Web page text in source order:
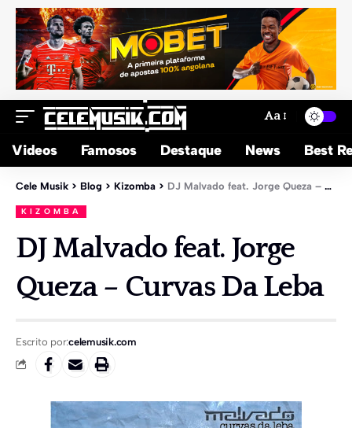
Aa
Videos Famosos Destaque News Best
Cele Musik > Blog > Kizomba > DJ Malvado feat. Jorge Queza – Curvas Da Leba
KIZOMBA
DJ Malvado feat. Jorge
Queza – Curvas Da Leba
Escrito por:celemusik.com